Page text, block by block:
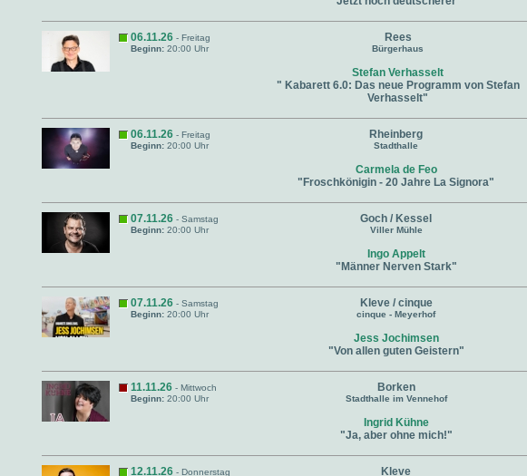
06.11.26 - Freitag
Beginn: 20:00 Uhr
Rees
Bürgerhaus
Stefan Verhasselt
" Kabarett 6.0: Das neue Programm von Stefan
Verhasselt"
06.11.26 - Freitag
Beginn: 20:00 Uhr
Rheinberg
Stadthalle
Carmela de Feo
"Froschkönigin - 20 Jahre La Signora"
07.11.26 - Samstag
Beginn: 20:00 Uhr
Goch / Kessel
Viller Mühle
Ingo Appelt
"Männer Nerven Stark"
07.11.26 - Samstag
Beginn: 20:00 Uhr
Kleve / cinque
cinque - Meyerhof
Jess Jochimsen
"Von allen guten Geistern"
11.11.26 - Mittwoch
Beginn: 20:00 Uhr
Borken
Stadthalle im Vennehof
Ingrid Kühne
"Ja, aber ohne mich!"
12.11.26 - Donnerstag
Kleve